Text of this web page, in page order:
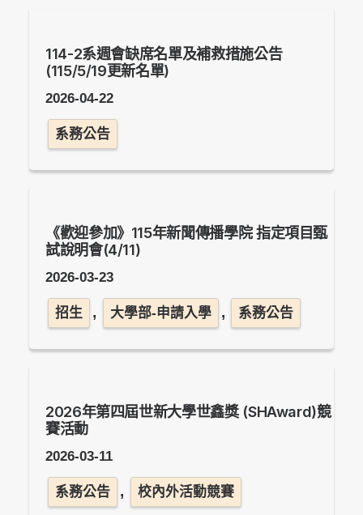
114-2系週會缺席名單及補救措施公告
(115/5/19更新名單)
2026-04-22
系務公告
《歡迎參加》115年新聞傳播學院 指定項目甄
試說明會(4/11)
2026-03-23
招生 , 大學部-申請入學 , 系務公告
2026年第四屆世新大學世鑫獎 (SHAward)競
賽活動
2026-03-11
系務公告 , 校內外活動競賽